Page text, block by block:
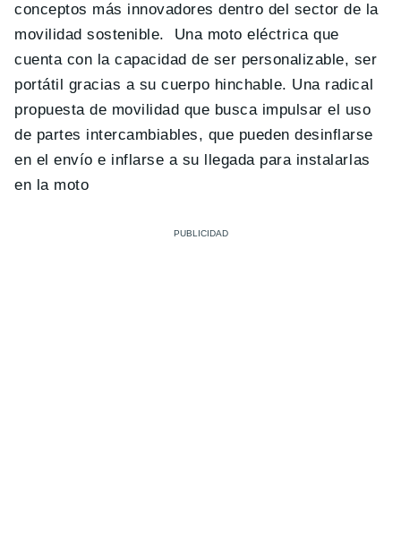
conceptos más innovadores dentro del sector de la
movilidad sostenible. Una moto eléctrica que
cuenta con la capacidad de ser personalizable, ser
portátil gracias a su cuerpo hinchable. Una radical
propuesta de movilidad que busca impulsar el uso
de partes intercambiables, que pueden desinflarse
en el envío e inflarse a su llegada para instalarlas
en la moto